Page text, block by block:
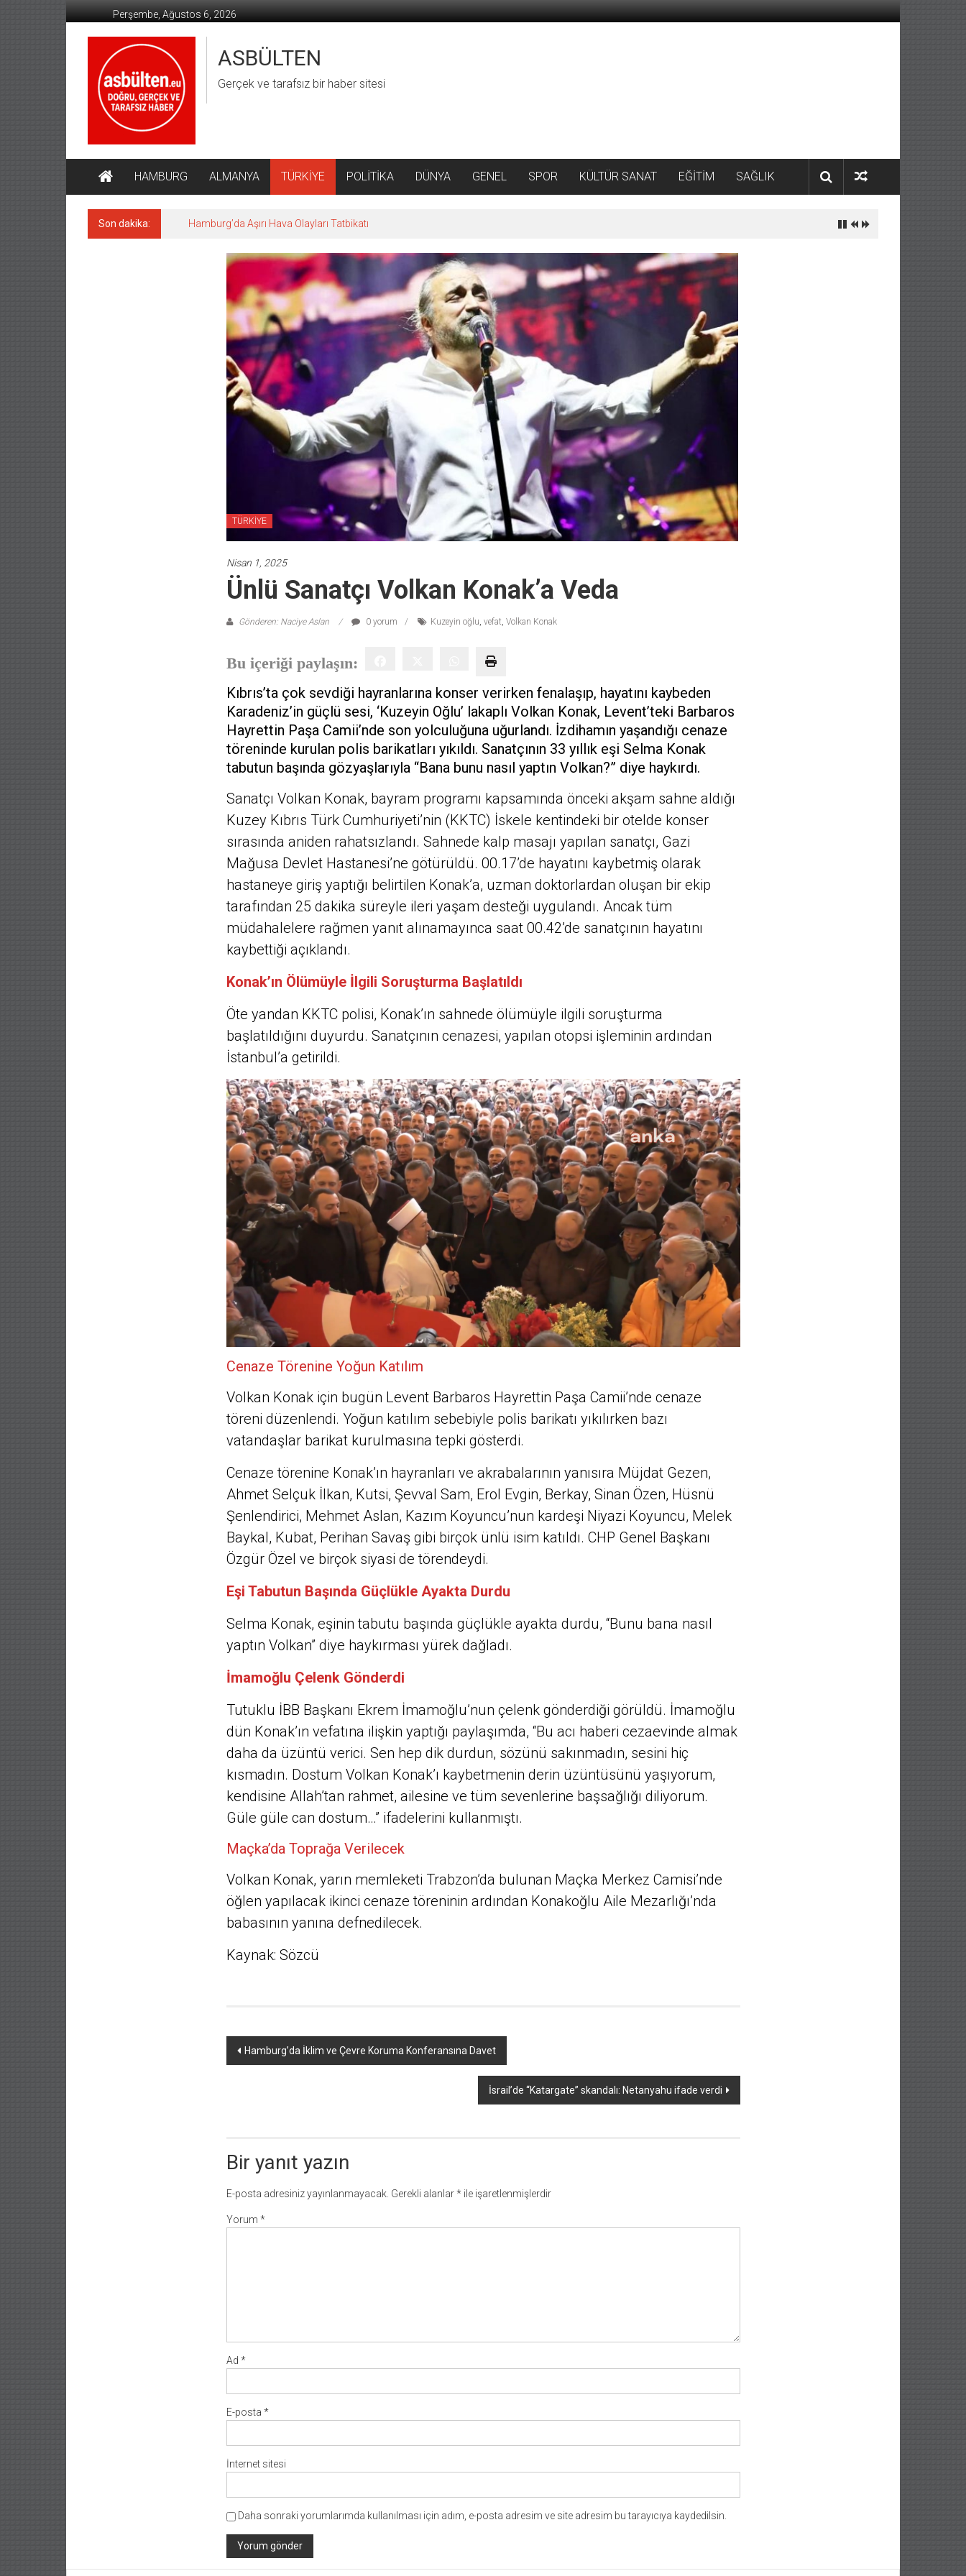
geç
Perşembe, Ağustos 6, 2026
ASBÜLTEN
Gerçek ve tarafsız bir haber sitesi
HAMBURG ALMANYA TÜRKİYE POLİTİKA DÜNYA GENEL SPOR KÜLTÜR SANAT EĞİTİM SAĞLIK
Son dakika: Hamburg’da Aşırı Hava Olayları Tatbikatı
TÜRKİYE
Nisan 1, 2025
Ünlü Sanatçı Volkan Konak’a Veda
Gönderen: Naciye Aslan 0 yorum Kuzeyin oğlu vefat Volkan Konak
Bu içeriği paylaşın:
Kıbrıs’ta çok sevdiği hayranlarına konser verirken fenalaşıp, hayatını kaybeden
Karadeniz’in güçlü sesi, ‘Kuzeyin Oğlu’ lakaplı Volkan Konak, Levent’teki Barbaros
Hayrettin Paşa Camii’nde son yolculuğuna uğurlandı. İzdihamın yaşandığı cenaze
töreninde kurulan polis barikatları yıkıldı. Sanatçının 33 yıllık eşi Selma Konak
tabutun başında gözyaşlarıyla “Bana bunu nasıl yaptın Volkan?” diye haykırdı.
Sanatçı Volkan Konak, bayram programı kapsamında önceki akşam sahne aldığı
Kuzey Kıbrıs Türk Cumhuriyeti’nin (KKTC) İskele kentindeki bir otelde konser
sırasında aniden rahatsızlandı. Sahnede kalp masajı yapılan sanatçı, Gazi
Mağusa Devlet Hastanesi’ne götürüldü. 00.17’de hayatını kaybetmiş olarak
hastaneye giriş yaptığı belirtilen Konak’a, uzman doktorlardan oluşan bir ekip
tarafından 25 dakika süreyle ileri yaşam desteği uygulandı. Ancak tüm
müdahalelere rağmen yanıt alınamayınca saat 00.42’de sanatçının hayatını
kaybettiği açıklandı.
Konak’ın Ölümüyle İlgili Soruşturma Başlatıldı
Öte yandan KKTC polisi, Konak’ın sahnede ölümüyle ilgili soruşturma
başlatıldığını duyurdu. Sanatçının cenazesi, yapılan otopsi işleminin ardından
İstanbul’a getirildi.
Cenaze Törenine Yoğun Katılım
Volkan Konak için bugün Levent Barbaros Hayrettin Paşa Camii’nde cenaze
töreni düzenlendi. Yoğun katılım sebebiyle polis barikatı yıkılırken bazı
vatandaşlar barikat kurulmasına tepki gösterdi.
Cenaze törenine Konak’ın hayranları ve akrabalarının yanısıra Müjdat Gezen,
Ahmet Selçuk İlkan, Kutsi, Şevval Sam, Erol Evgin, Berkay, Sinan Özen, Hüsnü
Şenlendirici, Mehmet Aslan, Kazım Koyuncu’nun kardeşi Niyazi Koyuncu, Melek
Baykal, Kubat, Perihan Savaş gibi birçok ünlü isim katıldı. CHP Genel Başkanı
Özgür Özel ve birçok siyasi de törendeydi.
Eşi Tabutun Başında Güçlükle Ayakta Durdu
Selma Konak, eşinin tabutu başında güçlükle ayakta durdu, “Bunu bana nasıl
yaptın Volkan” diye haykırması yürek dağladı.
İmamoğlu Çelenk Gönderdi
Tutuklu İBB Başkanı Ekrem İmamoğlu’nun çelenk gönderdiği görüldü. İmamoğlu
dün Konak’ın vefatına ilişkin yaptığı paylaşımda, “Bu acı haberi cezaevinde almak
daha da üzüntü verici. Sen hep dik durdun, sözünü sakınmadın, sesini hiç
kısmadın. Dostum Volkan Konak’ı kaybetmenin derin üzüntüsünü yaşıyorum,
kendisine Allah’tan rahmet, ailesine ve tüm sevenlerine başsağlığı diliyorum.
Güle güle can dostum…” ifadelerini kullanmıştı.
Maçka’da Toprağa Verilecek
Volkan Konak, yarın memleketi Trabzon’da bulunan Maçka Merkez Camisi’nde
öğlen yapılacak ikinci cenaze töreninin ardından Konakoğlu Aile Mezarlığı’nda
babasının yanına defnedilecek.
Kaynak: Sözcü
Yazı
Hamburg’da İklim ve Çevre Koruma Konferansına Davet
İsrail’de “Katargate” skandalı: Netanyahu ifade verdi
Bir yanıt yazın
E-posta adresiniz yayınlanmayacak. Gerekli alanlar*ile işaretlenmişlerdir
Yorum *
Ad *
E-posta *
İnternet sitesi
Daha sonraki yorumlarımda kullanılması için adım, e-posta adresim ve site adresim bu tarayıcıya kaydedilsin.